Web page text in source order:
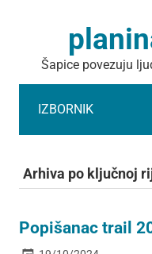
Šapice povezuju
IZBORNIK
Arhiva po ključnoj
Popišanac trail